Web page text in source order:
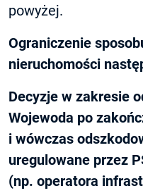
powyżej.
Ograniczenie
nieruchomości
Decyzje w zakresie
Wojewoda po
i wówczas
uregulowane przez
(np. operatora